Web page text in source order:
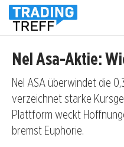
Nel Asa-Aktie:
Nel ASA überwindet die
verzeichnet starke
Plattform weckt
bremst Euphorie.